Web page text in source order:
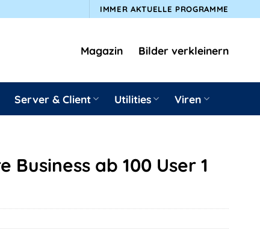
IMMER AKTUELLE PROGRAMME
Magazin Bilder verkleinern
Server & Client Utilities Viren
ab 100 User 1